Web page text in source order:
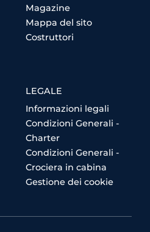
Magazine
Mappa del sito
Costruttori
LEGALE
Informazioni legali
Condizioni Generali -
Charter
Condizioni Generali -
Crociera in cabina
Gestione dei cookie